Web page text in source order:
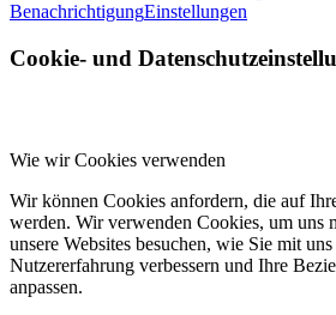
BenachrichtigungEinstellungen
Cookie- und
Wie wir Cookies verwenden
Wir können Cookies anfordern, die auf
werden. Wir verwenden Cookies, um uns
unsere Websites besuchen, wie Sie mit
Nutzererfahrung verbessern und Ihre
anpassen.